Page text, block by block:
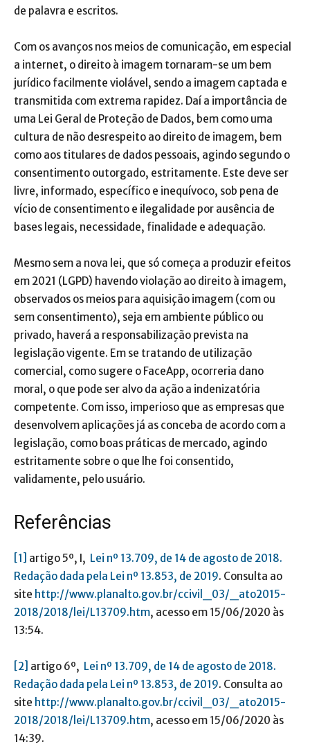
de palavra e escritos.
Com os avanços nos meios de comunicação, em especial
a internet, o direito à imagem tornaram-se um bem
jurídico facilmente violável, sendo a imagem captada e
transmitida com extrema rapidez. Daí a importância de
uma Lei Geral de Proteção de Dados, bem como uma
cultura de não desrespeito ao direito de imagem, bem
como aos titulares de dados pessoais, agindo segundo o
consentimento outorgado, estritamente. Este deve ser
livre, informado, específico e inequívoco, sob pena de
vício de consentimento e ilegalidade por ausência de
bases legais, necessidade, finalidade e adequação.
Mesmo sem a nova lei, que só começa a produzir efeitos
em 2021 (LGPD) havendo violação ao direito à imagem,
observados os meios para aquisição imagem (com ou
sem consentimento), seja em ambiente público ou
privado, haverá a responsabilização prevista na
legislação vigente. Em se tratando de utilização
comercial, como sugere o FaceApp, ocorreria dano
moral, o que pode ser alvo da ação a indenizatória
competente. Com isso, imperioso que as empresas que
desenvolvem aplicações já as conceba de acordo com a
legislação, como boas práticas de mercado, agindo
estritamente sobre o que lhe foi consentido,
validamente, pelo usuário.
Referências
[1] artigo 5º, I, Lei nº 13.709, de 14 de agosto de 2018.
Redação dada pela Lei nº 13.853, de 2019. Consulta ao
site http://www.planalto.gov.br/ccivil_03/_ato2015-
2018/2018/lei/L13709.htm, acesso em 15/06/2020 às
13:54.
[2] artigo 6º, Lei nº 13.709, de 14 de agosto de 2018.
Redação dada pela Lei nº 13.853, de 2019. Consulta ao
site http://www.planalto.gov.br/ccivil_03/_ato2015-
2018/2018/lei/L13709.htm, acesso em 15/06/2020 às
14:39.